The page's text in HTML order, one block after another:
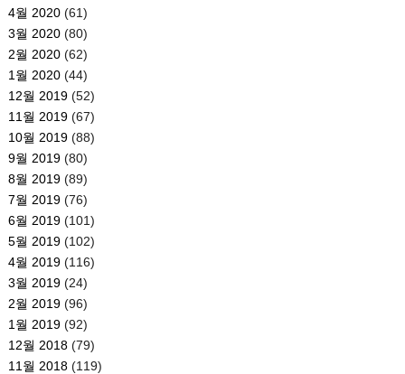
4월 2020(61)
3월 2020(80)
2월 2020(62)
1월 2020(44)
12월 2019(52)
11월 2019(67)
10월 2019(88)
9월 2019(80)
8월 2019(89)
7월 2019(76)
6월 2019(101)
5월 2019(102)
4월 2019(116)
3월 2019(24)
2월 2019(96)
1월 2019(92)
12월 2018(79)
11월 2018(119)